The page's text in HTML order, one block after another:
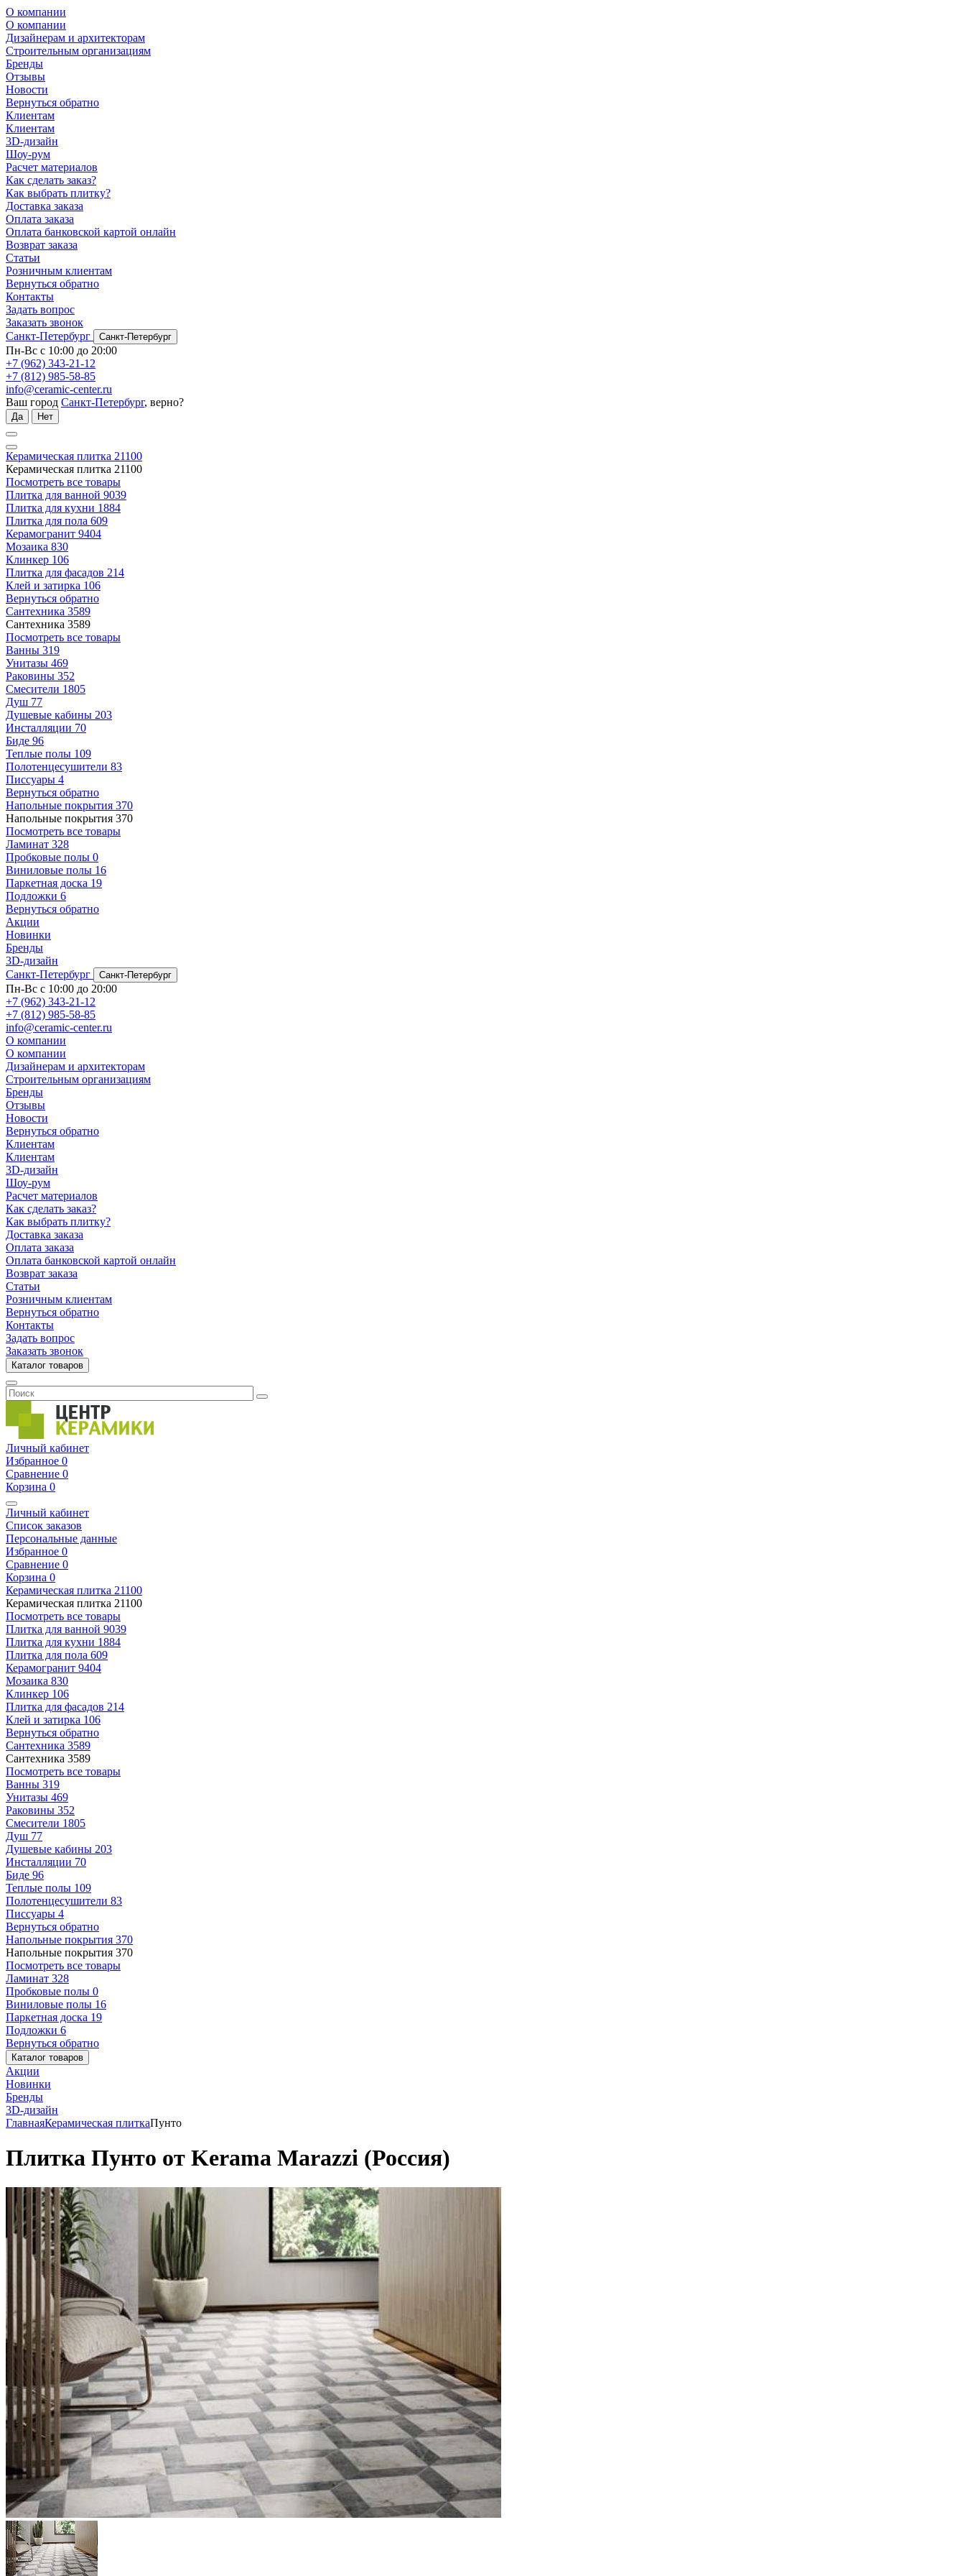
О компании
О компании
Дизайнерам и архитекторам
Строительным организациям
Бренды
Отзывы
Новости
Вернуться обратно
Клиентам
Клиентам
3D-дизайн
Шоу-рум
Расчет материалов
Как сделать заказ?
Как выбрать плитку?
Доставка заказа
Оплата заказа
Оплата банковской картой онлайн
Возврат заказа
Статьи
Розничным клиентам
Вернуться обратно
Контакты
Задать вопрос
Заказать звонок
Санкт-Петербург
Санкт-Петербург
Пн-Вс с 10:00 до 20:00
+7 (962) 343-21-12
+7 (812) 985-58-85
info@ceramic-center.ru
Ваш город Санкт-Петербург, верно?
Да Нет
Керамическая плитка 21100
Керамическая плитка 21100
Посмотреть все товары
Плитка для ванной 9039
Плитка для кухни 1884
Плитка для пола 609
Керамогранит 9404
Мозаика 830
Клинкер 106
Плитка для фасадов 214
Клей и затирка 106
Вернуться обратно
Сантехника 3589
Сантехника 3589
Посмотреть все товары
Ванны 319
Унитазы 469
Раковины 352
Смесители 1805
Душ 77
Душевые кабины 203
Инсталляции 70
Биде 96
Теплые полы 109
Полотенцесушители 83
Писсуары 4
Вернуться обратно
Напольные покрытия 370
Напольные покрытия 370
Посмотреть все товары
Ламинат 328
Пробковые полы 0
Виниловые полы 16
Паркетная доска 19
Подложки 6
Вернуться обратно
Акции
Новинки
Бренды
3D-дизайн
Санкт-Петербург
Санкт-Петербург
Пн-Вс с 10:00 до 20:00
+7 (962) 343-21-12
+7 (812) 985-58-85
info@ceramic-center.ru
О компании
О компании
Дизайнерам и архитекторам
Строительным организациям
Бренды
Отзывы
Новости
Вернуться обратно
Клиентам
Клиентам
3D-дизайн
Шоу-рум
Расчет материалов
Как сделать заказ?
Как выбрать плитку?
Доставка заказа
Оплата заказа
Оплата банковской картой онлайн
Возврат заказа
Статьи
Розничным клиентам
Вернуться обратно
Контакты
Задать вопрос
Заказать звонок
Каталог товаров
Личный кабинет
Избранное 0
Сравнение 0
Корзина 0
Личный кабинет
Список заказов
Персональные данные
Избранное 0
Сравнение 0
Корзина 0
Керамическая плитка 21100
Керамическая плитка 21100
Посмотреть все товары
Плитка для ванной 9039
Плитка для кухни 1884
Плитка для пола 609
Керамогранит 9404
Мозаика 830
Клинкер 106
Плитка для фасадов 214
Клей и затирка 106
Вернуться обратно
Сантехника 3589
Сантехника 3589
Посмотреть все товары
Ванны 319
Унитазы 469
Раковины 352
Смесители 1805
Душ 77
Душевые кабины 203
Инсталляции 70
Биде 96
Теплые полы 109
Полотенцесушители 83
Писсуары 4
Вернуться обратно
Напольные покрытия 370
Напольные покрытия 370
Посмотреть все товары
Ламинат 328
Пробковые полы 0
Виниловые полы 16
Паркетная доска 19
Подложки 6
Вернуться обратно
Каталог товаров
Акции
Новинки
Бренды
3D-дизайн
ГлавнаяКерамическая плиткаПунто
Плитка Пунто от Kerama Marazzi (Россия)